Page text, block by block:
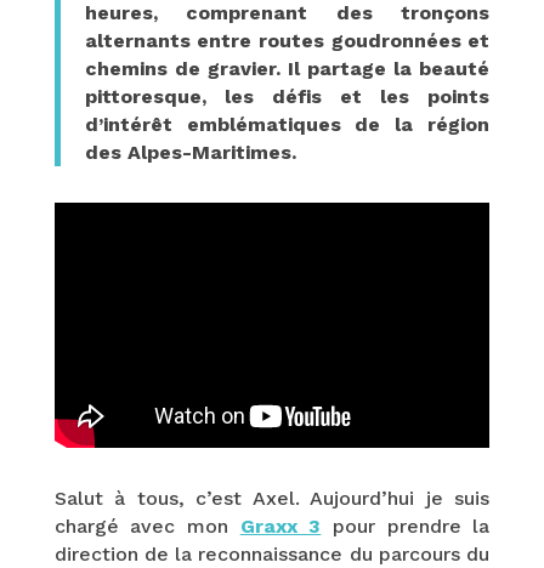
heures, comprenant des tronçons
alternants entre routes goudronnées et
chemins de gravier. Il partage la beauté
pittoresque, les défis et les points
d’intérêt emblématiques de la région
des Alpes-Maritimes.
Salut à tous, c’est Axel. Aujourd’hui je suis
chargé avec mon Graxx 3 pour prendre la
direction de la reconnaissance du parcours du